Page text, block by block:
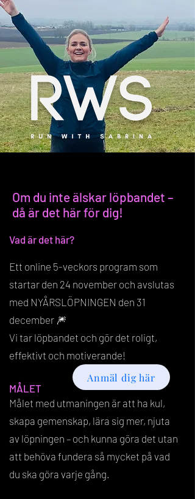
Om du inte älskar löpbandet –
då är det här för dig!
Vad är det här?
Ett online 5-veckors program som
startar den 24 november och avslutas
med NYÅRSLÖPNINGEN den 31
december 🎆
Vi tar löpbandet och gör det roligt,
effektivt och motiverande!
MÅLET
Målet med utmaningen är att ha kul,
skapa gemenskap, lära sig mer, njuta
av löpningen – och kunna göra det utan
att behöva fundera så mycket på vad
du ska göra varje gång.
Anmäl dig här